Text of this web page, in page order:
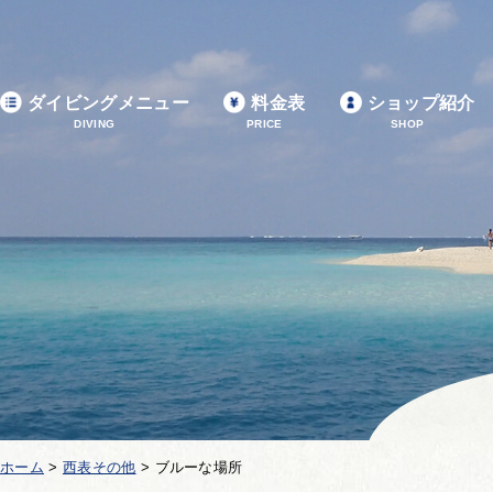
ダイビングメニュー
DIVING
料金表
PRICE
ショップ紹介
SHOP
ホーム > 西表その他 > ブルーな場所